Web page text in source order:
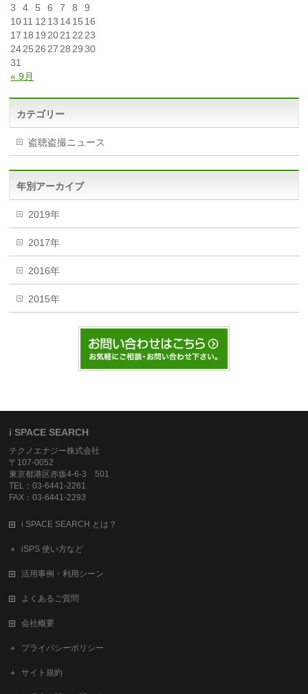
« 9月
3
4 5 6 7 8
9
1011 12 13 1415 16
17 18 19 2021 22 23
2425 26 27 28 29 30
31
カテゴリー
盗聴盗撮ニュース
年別アーカイブ
2019年
2017年
2016年
2015年
i SPACE SEARCH
テクノエナジー株式会社
〒107-0052
東京都港区赤坂4-6-3 501
TEL：03-6441-2261
FAX：03-6441-2293
i SPACE SEARCH とは？
iSPS 使い方など
活用事例・利用シーン
よくあるご質問
会社概要
プライバシーポリシー
サイト規約